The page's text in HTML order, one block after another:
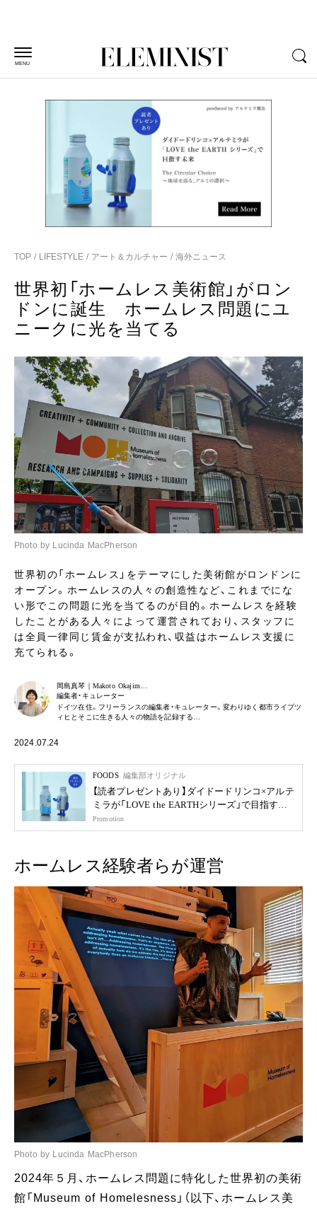
MENU
TOP LIFESTYLE アート＆カルチャー 海外ニュース
世界初「ホームレス美術館」がロン
ドンに誕生 ホームレス問題にユ
ニークに光を当てる
Photo by Lucinda MacPherson
世界初の「ホームレス」をテーマにした美術館がロンドンに
オープン。ホームレスの人々の創造性など、これまでにな
い形でこの問題に光を当てるのが目的。ホームレスを経験
したことがある人々によって運営されており、スタッフに
は全員一律同じ賃金が支払われ、収益はホームレス支援に
充てられる。
岡島真琴｜Makoto Okajim…
編集者・キュレーター
ドイツ在住。フリーランスの編集者・キュレーター。変わりゆく都市ライプツ
ィヒとそこに生きる人々の物語を記録する…
2024.07.24
FOODS 編集部オリジナル
【読者プレゼントあり】ダイドードリンコ×アルテ
ミラが「LOVE the EARTHシリーズ」で目指す未
来
Promotion
ホームレス経験者らが運営
Photo by Lucinda MacPherson
2024年５月、ホームレス問題に特化した世界初の美術
館「Museum of Homelesness」（以下、ホームレス美